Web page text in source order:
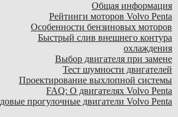
Общая информация
Рейтинги моторов Volvo Penta
Особенности бензиновых моторов
Быстрый слив внешнего контура
охлаждения
Выбор двигателя при замене
Тест шумности двигателей
Проектирование выхлопной системы
FAQ: О двигателях Volvo Penta
прогулочные двигатели Volvo Penta